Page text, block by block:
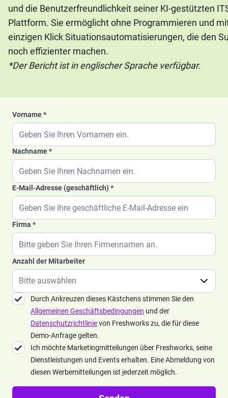
und die Benutzerfreundlichkeit seiner KI-gestützten
Plattform. Sie ermöglicht ohne Programmieren und
einzigen Klick Situationsautomatisierungen, die den
noch effizienter machen.
*Der Bericht ist in englischer Sprache verfügbar.
Vorname
Nachname
E-Mail-Adresse (geschäftlich)
Firma
Anzahl der Mitarbeiter
Durch Ankreuzen dieses Kästchens stimmen Sie den
Allgemeinen Geschäftsbedingungen und der
Datenschutzrichtlinievon Freshworks zu, die für diese
Demo-Anfrage gelten.
Ich möchte Marketingmitteilungen über Freshworks, seine
Dienstleistungen und Events erhalten. Eine Abmeldung von
diesen Werbemitteilungen ist jederzeit möglich.